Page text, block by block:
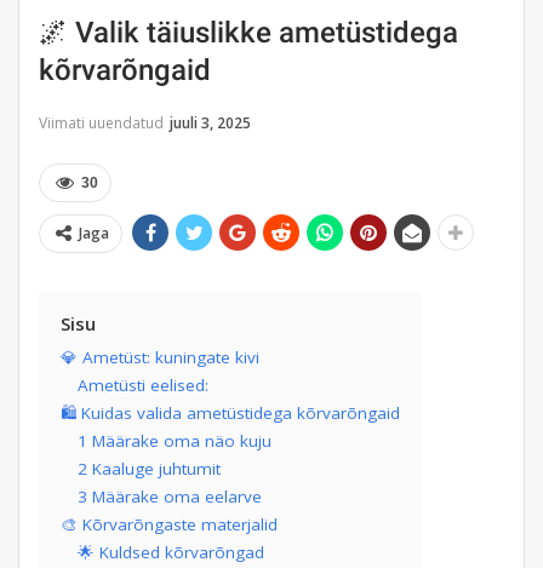
🌌 Valik täiuslikke ametüstidega
kõrvarõngaid
Viimati uuendatud juuli 3, 2025
30
Jaga
Sisu
💎 Ametüst: kuningate kivi
Ametüsti eelised:
🛍 Kuidas valida ametüstidega kõrvarõngaid
1 Määrake oma näo kuju
2 Kaaluge juhtumit
3 Määrake oma eelarve
🎨 Kõrvarõngaste materjalid
🌟 Kuldsed kõrvarõngad